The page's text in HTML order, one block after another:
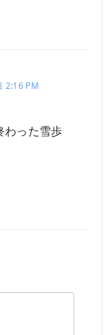
2:16 PM
わった雪歩